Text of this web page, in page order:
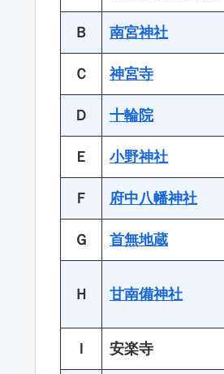
Ｂ 南宮神社
Ｃ 神宮寺
Ｄ 十輪院
Ｅ 小野神社
Ｆ 府中八幡神社
Ｇ 首無地蔵
Ｈ 甘南備神社
Ｉ 安楽寺